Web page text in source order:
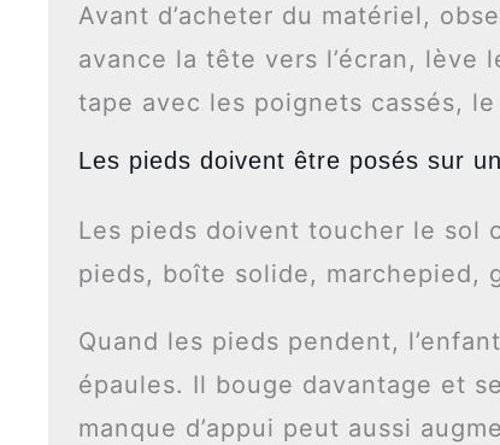
Avant d’acheter du matériel,
avance la tête vers l’écran,
tape avec les poignets cassés,
Les pieds doivent être posés sur
Les pieds doivent toucher le sol
pieds, boîte solide, marchepied,
Quand les pieds pendent,
épaules. Il bouge davantage et
manque d’appui peut aussi